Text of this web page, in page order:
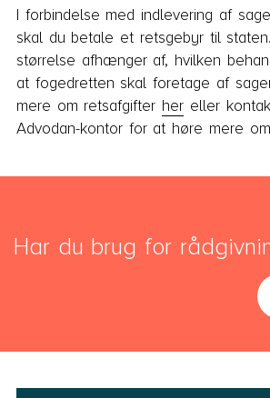
I forbindelse med indlevering af
skal du betale et retsgebyr til
størrelse afhænger af, hvilken
at fogedretten skal foretage af
mere om retsafgifter her eller
Advodan-kontor for at høre mere
Har du brug for